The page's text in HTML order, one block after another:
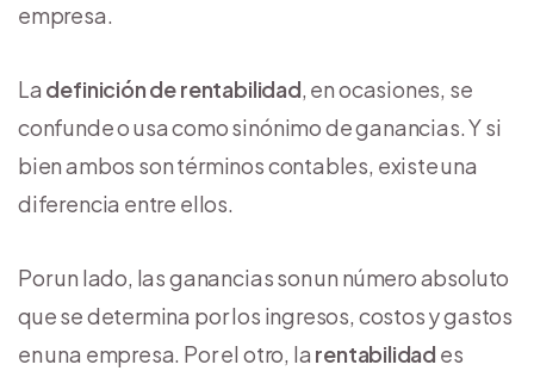
empresa.
La definición de rentabilidad, en ocasiones, se
confunde o usa como sinónimo de ganancias. Y si
bien ambos son términos contables, existe una
diferencia entre ellos.
Por un lado, las ganancias son un número absoluto
que se determina por los ingresos, costos y gastos
en una empresa. Por el otro, la rentabilidad es